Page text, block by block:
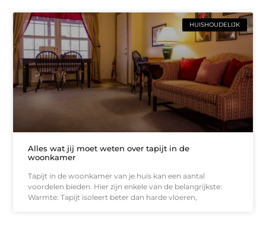
HUISHOUDELIJK
Alles wat jij moet weten over tapijt in de
woonkamer
Tapijt in de woonkamer van je huis kan een aantal
voordelen bieden. Hier zijn enkele van de belangrijkste:
Warmte: Tapijt isoleert beter dan harde vloeren,